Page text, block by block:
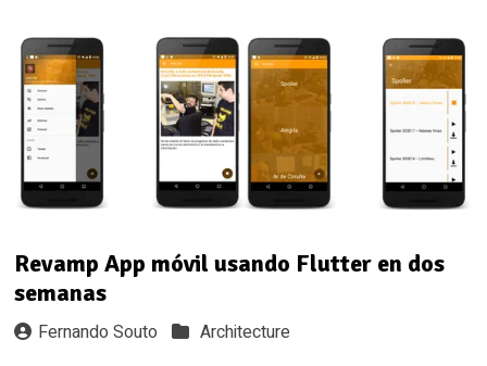
Revamp App móvil usando Flutter en dos
semanas
Fernando Souto
Architecture